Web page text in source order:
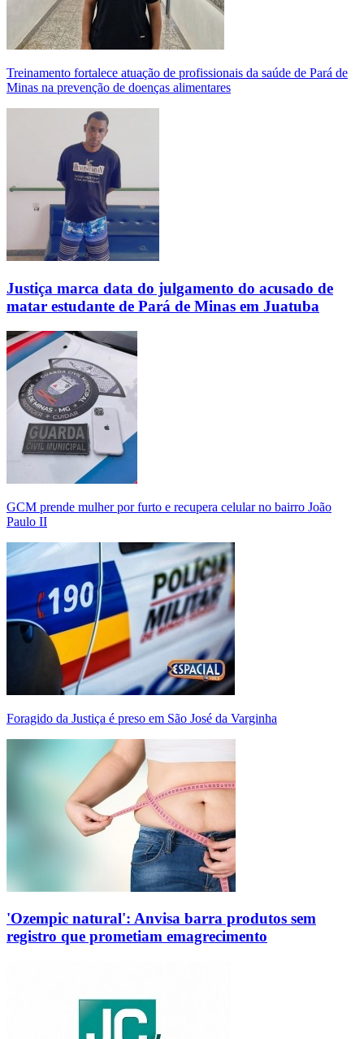
Treinamento fortalece atuação de profissionais da saúde de Pará de
Minas na prevenção de doenças alimentares
Justiça marca data do julgamento do acusado de
matar estudante de Pará de Minas em Juatuba
GCM prende mulher por furto e recupera celular no bairro João
Paulo II
Foragido da Justiça é preso em São José da Varginha
'Ozempic natural': Anvisa barra produtos sem
registro que prometiam emagrecimento